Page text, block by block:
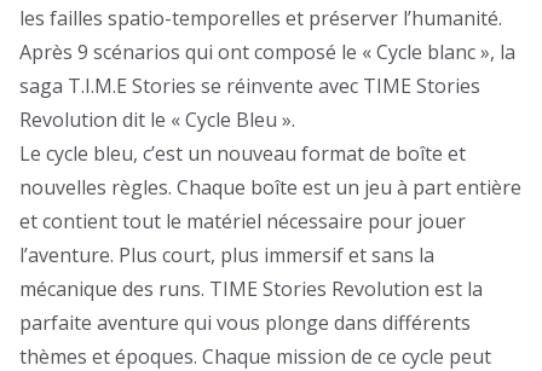
les failles spatio-temporelles et préserver l’humanité.
Après 9 scénarios qui ont composé le « Cycle blanc », la
saga T.I.M.E Stories se réinvente avec TIME Stories
Revolution dit le « Cycle Bleu ».
Le cycle bleu, c’est un nouveau format de boîte et
nouvelles règles. Chaque boîte est un jeu à part entière
et contient tout le matériel nécessaire pour jouer
l’aventure. Plus court, plus immersif et sans la
mécanique des runs. TIME Stories Revolution est la
parfaite aventure qui vous plonge dans différents
thèmes et époques. Chaque mission de ce cycle peut